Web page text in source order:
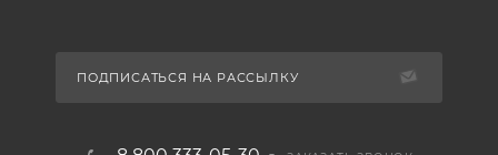
ПОДПИСАТЬСЯ НА РАССЫЛКУ